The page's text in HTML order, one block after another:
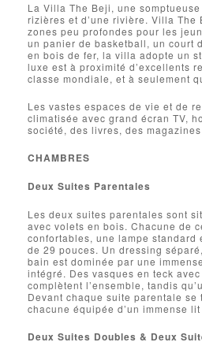
La Villa The Beji, une
rizières et d’une rivière. Villa
zones peu profondes pour les
un panier de basketball, un court
en bois de fer, la villa adopte un
luxe est à proximité d’excellents
classe mondiale, et à seulement
Les vastes espaces de vie et de
climatisée avec grand écran TV,
société, des livres, des
CHAMBRES
Deux Suites Parentales
Les deux suites parentales sont
avec volets en bois. Chacune de
confortables, une lampe
de 29 pouces. Un dressing
bain est dominée par une
intégré. Des vasques en teck
complètent l’ensemble, tandis
Devant chaque suite parentale
chacune équipée d’un immense
Deux Suites Doubles & Deux